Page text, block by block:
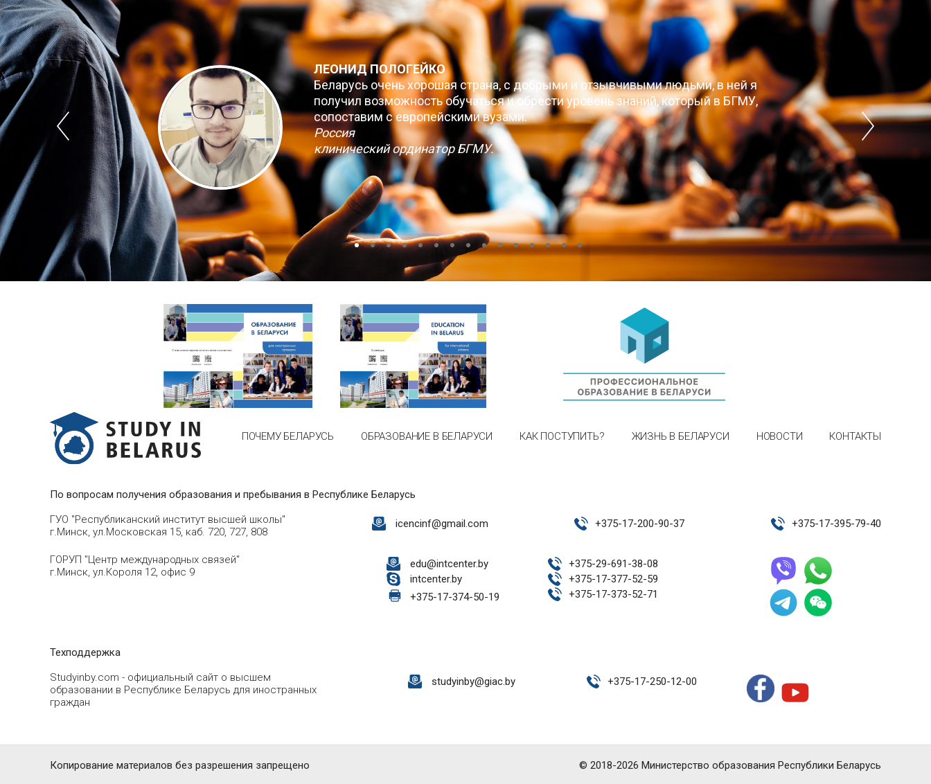
ЛЕОНИД ПОЛОГЕЙКО
Беларусь очень хорошая страна, с добрыми и отзывчивыми людьми, в ней я
получил возможность обучаться и обрести уровень знаний, который в БГМУ,
сопоставим с европейскими вузами.
Россия
клинический ординатор БГМУ.
ПОЧЕМУ БЕЛАРУСЬ ОБРАЗОВАНИЕ В БЕЛАРУСИ КАК ПОСТУПИТЬ? ЖИЗНЬ В БЕЛАРУСИ НОВОСТИ КОНТАКТЫ
По вопросам получения образования и пребывания в Республике Беларусь
ГУО "Республиканский институт высшей школы"
г.Минск, ул.Московская 15, каб. 720, 727, 808
icencinf@gmail.com +375-17-200-90-37 +375-17-395-79-40
ГОРУП "Центр международных связей"
г.Минск, ул.Короля 12, офис 9
edu@intcenter.by
intcenter.by
+375-17-374-50-19
+375-29-691-38-08
+375-17-377-52-59
+375-17-373-52-71
Техподдержка
Studyinby.com - официальный сайт о высшем
образовании в Республике Беларусь для иностранных
граждан
studyinby@giac.by +375-17-250-12-00
Копирование материалов без разрешения запрещено © 2018-2026 Министерство образования Республики Беларусь